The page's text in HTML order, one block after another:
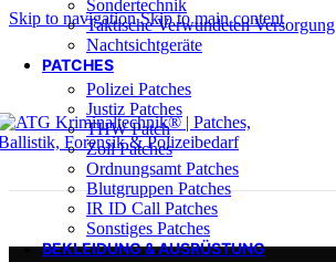
Skip to navigationSkip to main content
Sondertechnik
Taktische Verwundeten Versorgung
Nachtsichtgeräte
PATCHES
Polizei Patches
Justiz Patches
THW Patch
Zoll Patches
Ordnungsamt Patches
Blutgruppen Patches
IR ID Call Patches
Sonstiges Patches
BEKLEIDUNG & AUSRÜSTUNG